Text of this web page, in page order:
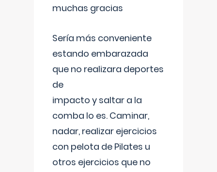
muchas gracias
Sería más conveniente
estando embarazada
que no realizara deportes
de
impacto y saltar a la
comba lo es. Caminar,
nadar, realizar ejercicios
con pelota de Pilates u
otros ejercicios que no